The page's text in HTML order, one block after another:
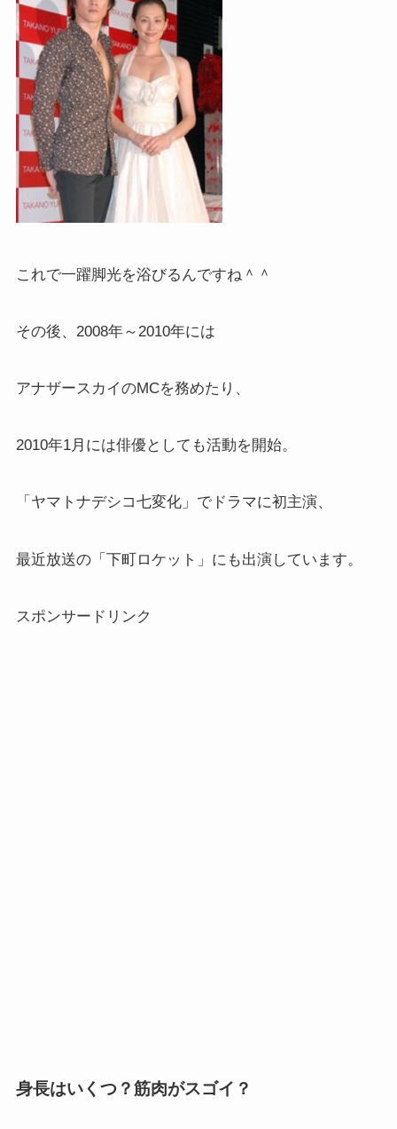
これで一躍脚光を浴びるんですね＾＾
その後、2008年～2010年には
アナザースカイのMCを務めたり、
2010年1月には俳優としても活動を開始。
「ヤマトナデシコ七変化」でドラマに初主演、
最近放送の「下町ロケット」にも出演しています。
スポンサードリンク
身長はいくつ？筋肉がスゴイ？